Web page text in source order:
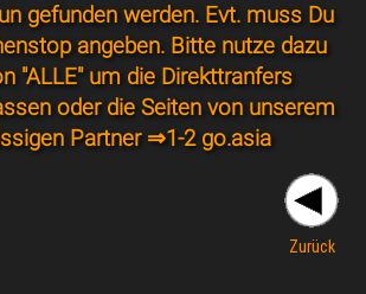
gefunden werden. Evt. muss Du
angeben. Bitte nutze dazu
"ALLE" um die Direkttranfers
oder die Seiten von unserem
Partner ⇒1-2 go.asia
Zurück